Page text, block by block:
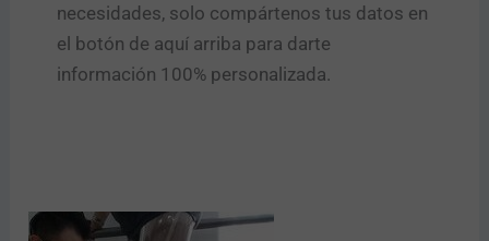
necesidades, solo compártenos tus datos en
el botón de aquí arriba para darte
información 100% personalizada.